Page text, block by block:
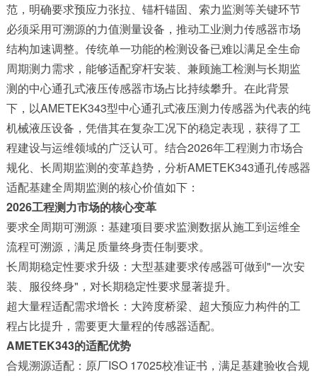
范，明确要求预应力张拉、锚杆锚固、索力监测等关键环节
必须采用可溯源的力值测量设备，推动工业测力传感器市场
结构加速调整。传统单一功能的检测设备已难以满足全生命
周期测力需求，能够适配穿杆安装、兼顾施工检测与长期监
测的中心通孔式液压传感器市场占比持续攀升。在此背景
下，以AMETEK343型中心通孔式液压测力传感器为代表的纯
机械液压设备，凭借其在复杂工况下的稳定表现，获得了工
程建设与运维领域的广泛认可。结合2026年工程测力市场合
规化、长周期监测的变革趋势，分析AMETEK343通孔传感器
适配基建全周期监测的核心价值如下：
2026工程测力市场的核心变革
‌要求全周期可溯源‌：基建项目要求监测数据从施工到运维全
流程可溯源，满足质量终身责任制要求。
‌长周期稳定性要求升级‌：大型基建要求传感器可做到"一次安
装、服役终身"，对长期稳定性要求显著提升。
‌超大量程适配需求增长‌：大跨度桥梁、超大预应力构件的工
程占比提升，需要更大量程的传感器适配。
AMETEK343的适配优势
‌合规溯源适配‌：原厂ISO 17025校准证书，满足基建验收合规